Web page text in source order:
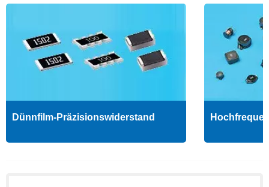
Dünnfilm-Präzisionswiderstand